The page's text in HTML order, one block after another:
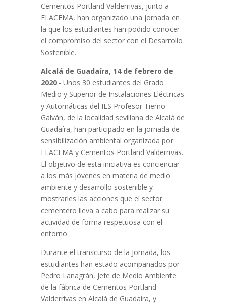
Cementos Portland Valderrivas, junto a
FLACEMA, han organizado una jornada en
la que los estudiantes han podido conocer
el compromiso del sector con el Desarrollo
Sostenible.
Alcalá de Guadaíra, 14 de febrero de
2020.- Unos 30 estudiantes del Grado
Medio y Superior de Instalaciones Eléctricas
y Automáticas del IES Profesor Tierno
Galván, de la localidad sevillana de Alcalá de
Guadaíra, han participado en la jornada de
sensibilización ambiental organizada por
FLACEMA y Cementos Portland Valderrivas.
El objetivo de esta iniciativa es concienciar
a los más jóvenes en materia de medio
ambiente y desarrollo sostenible y
mostrarles las acciones que el sector
cementero lleva a cabo para realizar su
actividad de forma respetuosa con el
entorno.
Durante el transcurso de la Jornada, los
estudiantes han estado acompañados por
Pedro Lanagrán, Jefe de Medio Ambiente
de la fábrica de Cementos Portland
Valderrivas en Alcalá de Guadaíra, y